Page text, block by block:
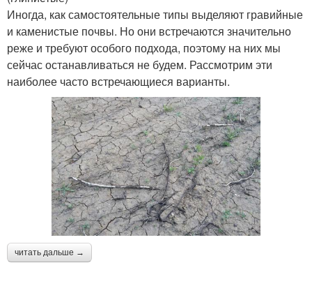
Иногда, как самостоятельные типы выделяют гравийные
и каменистые почвы. Но они встречаются значительно
реже и требуют особого подхода, поэтому на них мы
сейчас останавливаться не будем. Рассмотрим эти
наиболее часто встречающиеся варианты.
читать дальше →